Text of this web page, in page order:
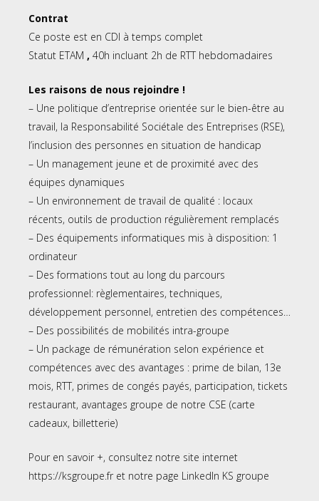
Contrat
Ce poste est en CDI à temps complet
Statut ETAM , 40h incluant 2h de RTT hebdomadaires
Les raisons de nous rejoindre !
– Une politique d’entreprise orientée sur le bien-être au
travail, la Responsabilité Sociétale des Entreprises (RSE),
l’inclusion des personnes en situation de handicap
– Un management jeune et de proximité avec des
équipes dynamiques
– Un environnement de travail de qualité : locaux
récents, outils de production régulièrement remplacés
– Des équipements informatiques mis à disposition: 1
ordinateur
– Des formations tout au long du parcours
professionnel: règlementaires, techniques,
développement personnel, entretien des compétences…
– Des possibilités de mobilités intra-groupe
– Un package de rémunération selon expérience et
compétences avec des avantages : prime de bilan, 13e
mois, RTT, primes de congés payés, participation, tickets
restaurant, avantages groupe de notre CSE (carte
cadeaux, billetterie)
Pour en savoir +, consultez notre site internet
https://ksgroupe.fr et notre page LinkedIn KS groupe